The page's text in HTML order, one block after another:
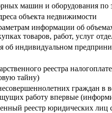
машин и оборудования по
объекта недвижимости
информации об
товаров, работ, услуг
об индивидуальном
реестра
тайну)
граждан в
работу впервые
реестр юридических